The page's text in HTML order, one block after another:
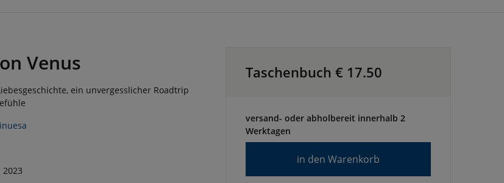
Venus
ein unvergesslicher Roadtrip
Taschenbuch € 17.50
versand- oder abholbereit innerhalb 2
Werktagen
in den Warenkorb